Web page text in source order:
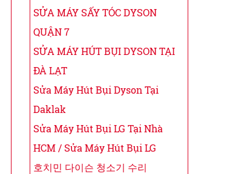
SỬA MÁY SẤY TÓC DYSON
QUẬN 7
SỬA MÁY HÚT BỤI DYSON TẠI
ĐÀ LẠT
Sửa Máy Hút Bụi Dyson Tại
Daklak
Sửa Máy Hút Bụi LG Tại Nhà
HCM / Sửa Máy Hút Bụi LG
호치민 다이슨 청소기 수리